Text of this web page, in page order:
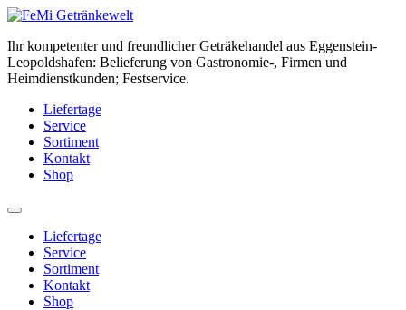
Zum
springen
Ihr kompetenter und freundlicher Geträkehandel aus Eggenstein-
Leopoldshafen: Belieferung von Gastronomie-, Firmen und
Heimdienstkunden; Festservice.
Liefertage
Service
Sortiment
Kontakt
Shop
Liefertage
Service
Sortiment
Kontakt
Shop